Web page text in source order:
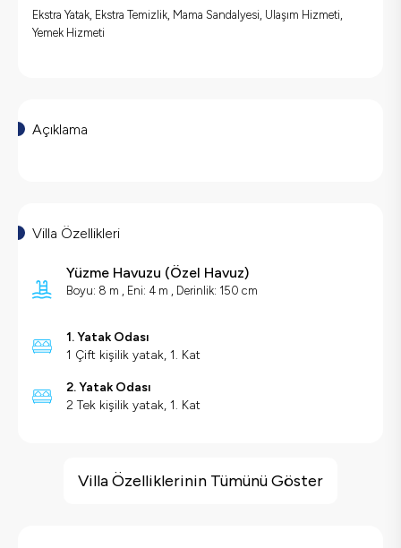
Ekstra Yatak, Ekstra Temizlik, Mama Sandalyesi, Ulaşım Hizmeti,
Yemek Hizmeti
Açıklama
Villa Özellikleri
Yüzme Havuzu (Özel Havuz)
Boyu: 8 m , Eni: 4 m , Derinlik: 150 cm
1. Yatak Odası
1 Çift kişilik yatak, 1. Kat
2. Yatak Odası
2 Tek kişilik yatak, 1. Kat
BarbeküVilla Özelliklerinin Tümünü Göster